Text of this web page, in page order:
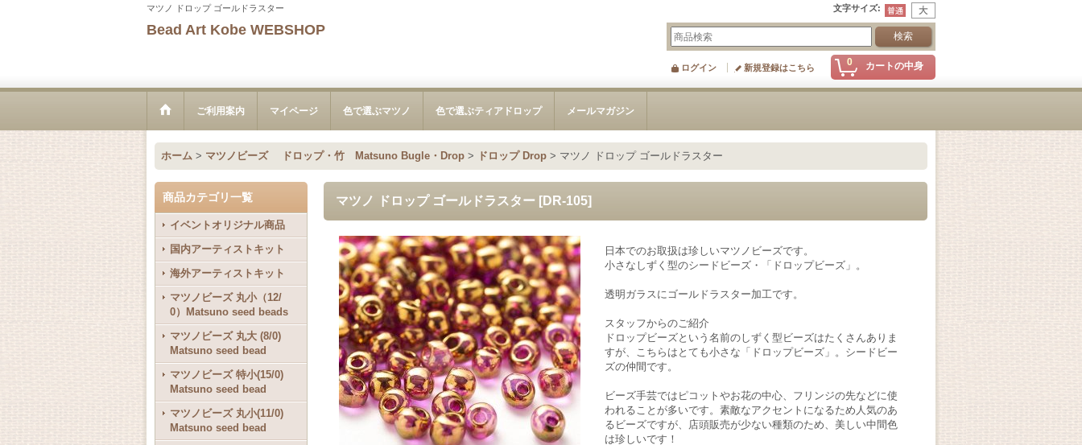
マツノ ドロップ ゴールドラスター 文字サイズ:
Bead Art Kobe WEBSHOP
0 カートの中身
ログイン 新規登録はこちら
ご利用案内 マイページ 色で選ぶマツノ 色で選ぶティアドロップ メールマガジン
ホーム > マツノビーズ ドロップ・竹 Matsuno Bugle・Drop > ドロップ Drop > マツノ ドロップ ゴールドラスター
商品カテゴリ一覧
イベントオリジナル商品
国内アーティストキット
海外アーティストキット
マツノビーズ 丸小（12/
0）Matsuno seed beads
マツノビーズ 丸大 (8/0)
Matsuno seed bead
マツノビーズ 特小(15/0)
Matsuno seed bead
マツノビーズ 丸小(11/0)
Matsuno seed bead
マツノ ドロップ ゴールドラスター [DR-105]
日本でのお取扱は珍しいマツノビーズです。
小さなしずく型のシードビーズ・「ドロップビーズ」。
透明ガラスにゴールドラスター加工です。
スタッフからのご紹介
ドロップビーズという名前のしずく型ビーズはたくさんありま
すが、こちらはとても小さな「ドロップビーズ」。シードビー
ズの仲間です。
ビーズ手芸ではピコットやお花の中心、フリンジの先などに使
われることが多いです。素敵なアクセントになるため人気のあ
るビーズですが、店頭販売が少ない種類のため、美しい中間色
は珍しいです！